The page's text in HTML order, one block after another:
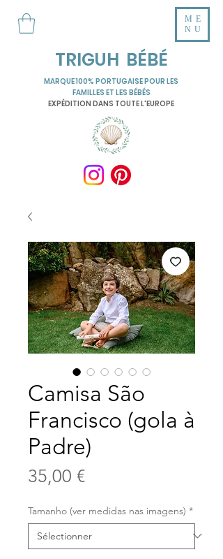
TRIGUH BÉBÉ
ME
NU
MARQUE 100% PORTUGAISE POUR LES
FAMILLES ET LES BÉBÉS
EXPÉDITION DANS TOUTE L'EUROPE
Camisa São
Francisco (gola à
Padre)
35,00 €Prix
Tamanho (ver medidas nas imagens) *